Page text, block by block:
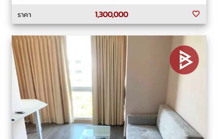
ราคา
1,300,000